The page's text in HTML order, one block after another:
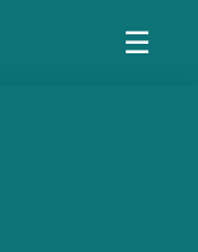
☰